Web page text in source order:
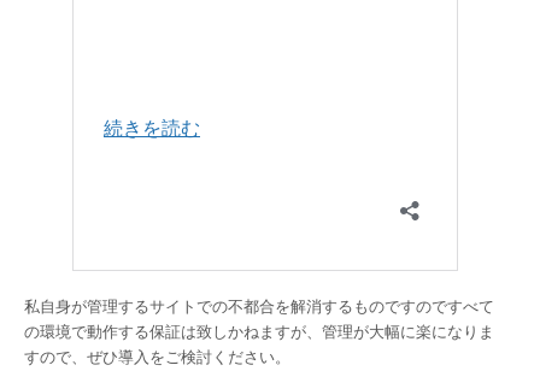
私自身が管理するサイトでの不都合を解消するものですのですべて
の環境で動作する保証は致しかねますが、管理が大幅に楽になりま
すので、ぜひ導入をご検討ください。